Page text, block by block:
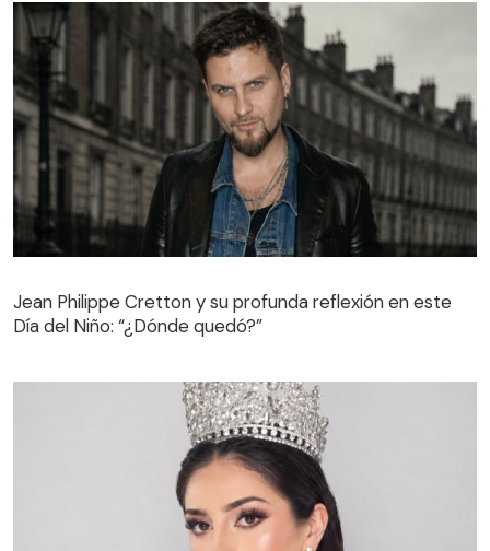
Jean Philippe Cretton y su profunda reflexión en este
Día del Niño: “¿Dónde quedó?”